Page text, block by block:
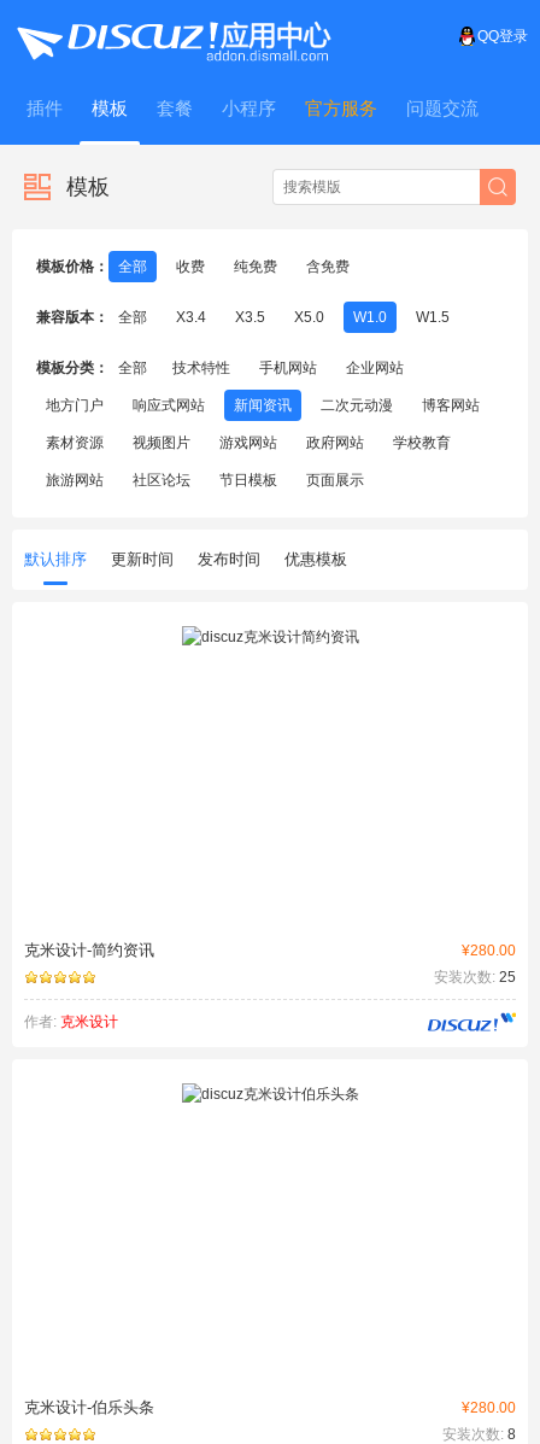
QQ登录
插件 模板 套餐 小程序 官方服务 问题交流
WitFrame
模板
模板价格： 全部 收费 纯免费 含免费
兼容版本： 全部 X3.4 X3.5 X5.0 W1.0 W1.5
模板分类： 全部 技术特性 手机网站 企业网站
地方门户 响应式网站 新闻资讯 二次元动漫 博客网站
素材资源 视频图片 游戏网站 政府网站 学校教育
旅游网站 社区论坛 节日模板 页面展示
默认排序 更新时间 发布时间 优惠模板
¥280.00
克米设计-简约资讯
安装次数: 25
作者: 克米设计
¥280.00
克米设计-伯乐头条
安装次数: 8